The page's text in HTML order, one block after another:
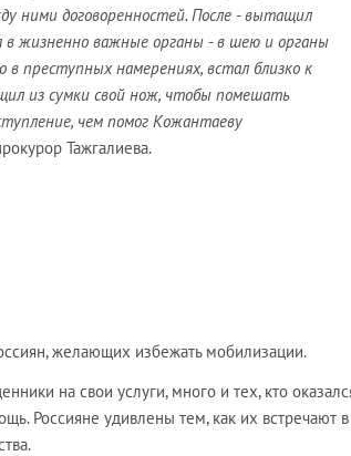
ними договоренностей. После - вытащил
в жизненно важные органы - в шею и органы
в преступных намерениях, встал близко к
из сумки свой нож, чтобы помешать
чем помог Кожантаеву
Тажгалиева.
желающих избежать мобилизации.
на свои услуги, много и тех, кто
Россияне удивлены тем, как их встречают в